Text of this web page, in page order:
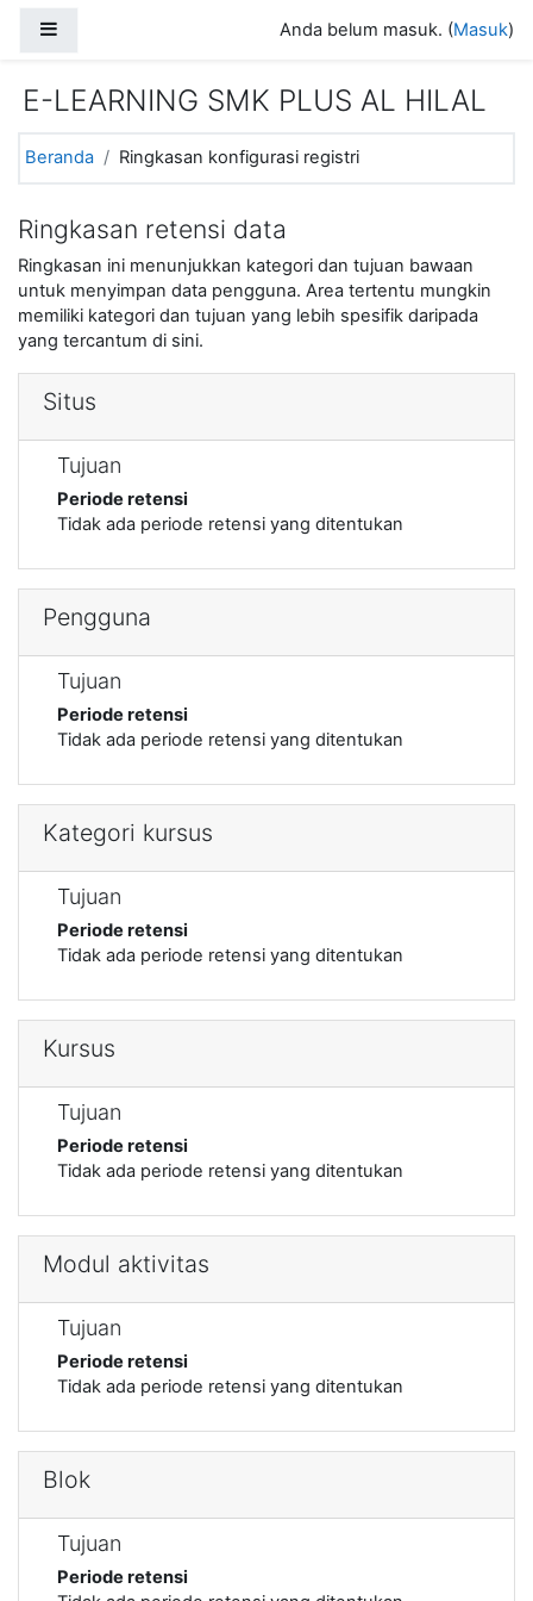
Anda belum masuk. (Masuk)
E-LEARNING SMK PLUS AL HILAL
Beranda Ringkasan konfigurasi registri
Ringkasan retensi data
Ringkasan ini menunjukkan kategori dan tujuan bawaan
untuk menyimpan data pengguna. Area tertentu mungkin
memiliki kategori dan tujuan yang lebih spesifik daripada
yang tercantum di sini.
Situs
Tujuan
Periode retensi
Tidak ada periode retensi yang ditentukan
Pengguna
Tujuan
Periode retensi
Tidak ada periode retensi yang ditentukan
Kategori kursus
Tujuan
Periode retensi
Tidak ada periode retensi yang ditentukan
Kursus
Tujuan
Periode retensi
Tidak ada periode retensi yang ditentukan
Modul aktivitas
Tujuan
Periode retensi
Tidak ada periode retensi yang ditentukan
Blok
Tujuan
Periode retensi